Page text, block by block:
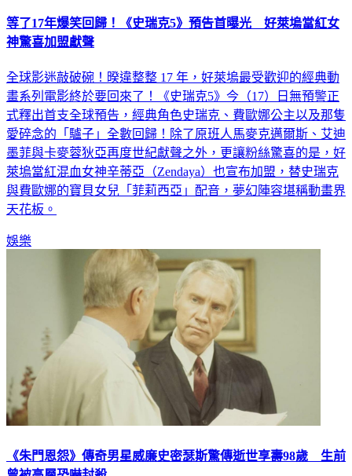
神驚喜加盟獻聲
畫系列電影終於要回來了！《史瑞克5》今（17）日無預警正
式釋出首支全球預告，經典角色史瑞克、費歐娜公主以及那隻
愛碎念的「驢子」全數回歸！除了原班人馬麥克邁爾斯、艾迪
墨菲與卡麥蓉狄亞再度世紀獻聲之外，更讓粉絲驚喜的是，好
萊塢當紅混血女神辛蒂亞（Zendaya）也宣布加盟，替史瑞克
與費歐娜的寶貝女兒「菲莉西亞」配音，夢幻陣容堪稱動畫界
天花板。
曾被高層恐嚇封殺